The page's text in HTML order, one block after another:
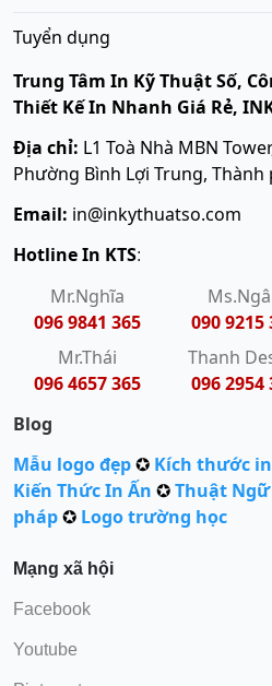
Tuyển dụng
Trung Tâm In Kỹ Thuật Số,
Thiết Kế In Nhanh Giá Rẻ,
Địa chỉ: L1 Toà Nhà MBN
Phường Bình Lợi Trung, Thành
Email: in@inkythuatso.com
Hotline In KTS:
Mr.Nghĩa
096 9841 365
090 9215
Mr.Thái
096 4657 365
Thanh
096 2954
Blog
Mẫu logo đẹp✪ Kích thước
Kiến Thức In Ấn ✪Thuật
pháp✪ Logo trường học
Mạng xã hội
Facebook
Youtube